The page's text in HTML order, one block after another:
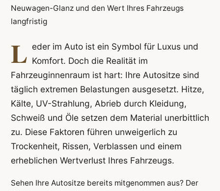
Neuwagen-Glanz und den Wert Ihres Fahrzeugs
langfristig
L eder im Auto ist ein Symbol für Luxus und
Komfort. Doch die Realität im
Fahrzeuginnenraum ist hart: Ihre Autositze sind
täglich extremen Belastungen ausgesetzt. Hitze,
Kälte, UV-Strahlung, Abrieb durch Kleidung,
Schweiß und Öle setzen dem Material unerbittlich
zu. Diese Faktoren führen unweigerlich zu
Trockenheit, Rissen, Verblassen und einem
erheblichen Wertverlust Ihres Fahrzeugs.
Sehen Ihre Autositze bereits mitgenommen aus? Der